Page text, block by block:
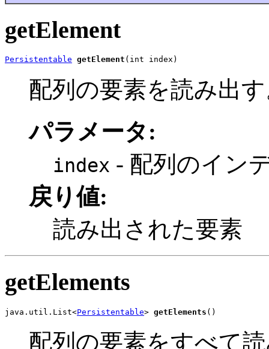
getElement
Persistentable getElement (int index)
配列の要素を読み出
パラメータ:
index - 配列のイン
戻り値:
読み出された要素
getElements
java.util.List<Persistentable> getElements ()
配列の要素をすべて